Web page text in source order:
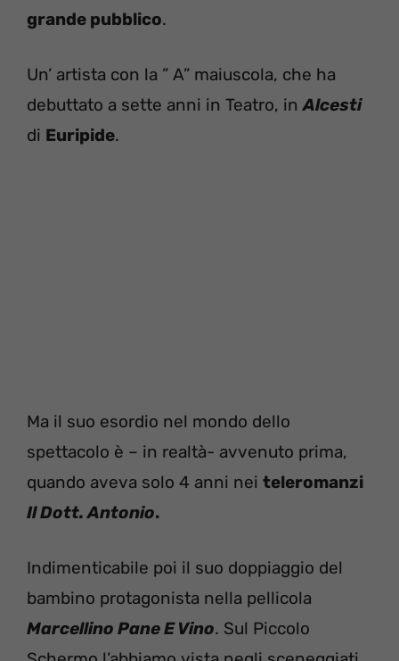
grande pubblico.
Un’ artista con la ” A” maiuscola, che ha
debuttato a sette anni in Teatro, inAlcesti
di Euripide.
Ma il suo esordio nel mondo dello
spettacolo è – in realtà- avvenuto prima,
quando aveva solo 4 anni nei teleromanzi
Il Dott. Antonio.
Indimenticabile poi il suo doppiaggio del
bambino protagonista nella pellicola
Marcellino Pane E Vino. Sul Piccolo